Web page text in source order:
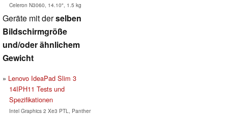
Celeron N3060, 14.10", 1.5 kg
Geräte mit derselben
Bildschirmgröße
und/oder ähnlichem
Gewicht
Lenovo IdeaPad Slim 3
14IPH11 Tests und
Spezifikationen
Intel Graphics 2 Xe3 PTL, Panther